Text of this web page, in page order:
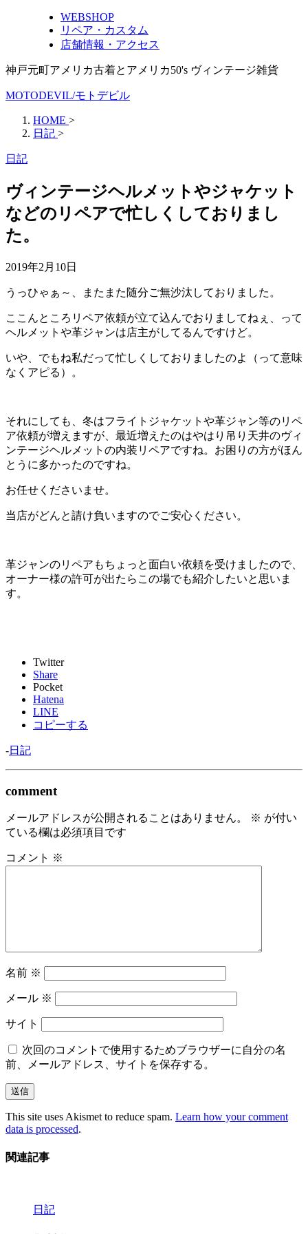
WEBSHOP
リペア・カスタム
店舗情報・アクセス
神戸元町アメリカ古着とアメリカ50's ヴィンテージ雑貨
MOTODEVIL/モトデビル
HOME >
日記 >
日記
ヴィンテージヘルメットやジャケット
などのリペアで忙しくしておりまし
た。
2019年2月10日
うっひゃぁ～、またまた随分ご無沙汰しておりました。
ここんところリペア依頼が立て込んでおりましてねぇ、って
ヘルメットや革ジャンは店主がしてるんですけど。
いや、でもね私だって忙しくしておりましたのよ（って意味
なくアピる）。
それにしても、冬はフライトジャケットや革ジャン等のリペ
ア依頼が増えますが、最近増えたのはやはり吊り天井のヴィ
ンテージヘルメットの内装リペアですね。お困りの方がほん
とうに多かったのですね。
お任せくださいませ。
当店がどんと請け負いますのでご安心ください。
革ジャンのリペアもちょっと面白い依頼を受けましたので、
オーナー様の許可が出たらこの場でも紹介したいと思いま
す。
Twitter
Share
Pocket
Hatena
LINE
コピーする
-日記
comment
メールアドレスが公開されることはありません。 ※ が付い
ている欄は必須項目です
コメント ※
名前 ※
メール ※
サイト
次回のコメントで使用するためブラウザーに自分の名
前、メールアドレス、サイトを保存する。
This site uses Akismet to reduce spam. Learn how your comment
data is processed.
関連記事
日記